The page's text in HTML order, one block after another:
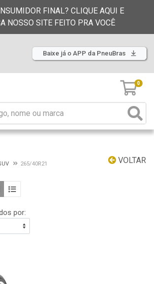
FINAL? CLIQUE AQUI E
NOSSO SITE FEITO PRA VOCÊ
Baixe já o APP da PneuBras
0
VOLTAR
265/40R21
por: